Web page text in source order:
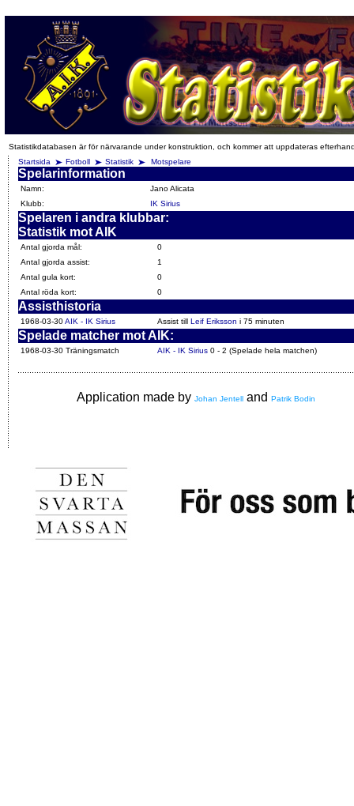
Statistikdatabasen är för närvarande under konstruktion, och kommer att uppdateras
Startsida
Fotboll Statistik Motspelare
Spelarinformation
Namn:
Jano Alicata
Klubb:
IK Sirius
Spelaren i andra klubbar:
Statistik mot AIK
Antal gjorda mål:
0
Antal gjorda assist:
1
Antal gula kort:
0
Antal röda kort:
0
Assisthistoria
1968-03-30AIK - IK Sirius Assist till Leif Eriksson i 75 minuten
Spelade matcher mot AIK:
1968-03-30 Träningsmatch AIK - IK Sirius 0 - 2 (Spelade hela matchen)
Application made by Johan Jentell and Patrik Bodin